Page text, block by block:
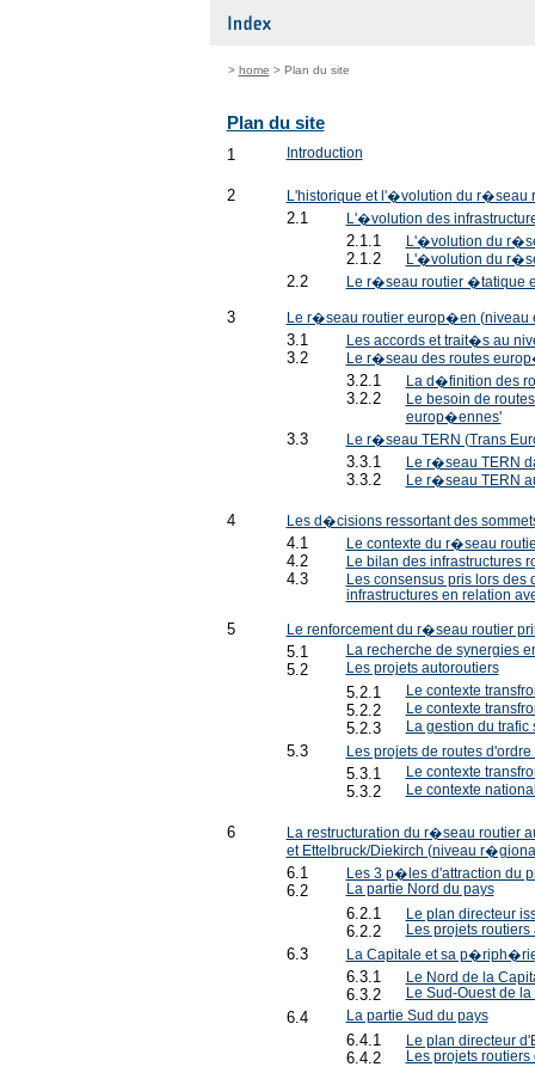
> home > Plan du site
Plan du site
1 Introduction
2 L'historique et l'�volution du r�seau
2.1 L'�volution des
2.1.1 L'�volution du
2.1.2 L'�volution du
2.2 Le r�seau routier �tatique
3 Le r�seau routier europ�en
3.1 Les accords et trait�s au
3.2 Le r�seau des routes
3.2.1 La d�finition des
3.2.2
Le besoin de
europ�ennes'
3.3 Le r�seau TERN (Trans
3.3.1 Le r�seau TERN
3.3.2 Le r�seau TERN
4 Les d�cisions ressortant des
4.1 Le contexte du r�seau
4.2 Le bilan des
4.3
Les consensus pris lors
infrastructures en relation
5 Le renforcement du r�seau routier
5.1 La recherche de synergies
5.2 Les projets autoroutiers
5.2.1 Le contexte
5.2.2 Le contexte
5.2.3 La gestion du
5.3 Les projets de routes
5.3.1 Le contexte
5.3.2 Le contexte
6
La restructuration du r�seau routier
et Ettelbruck/Diekirch (niveau
6.1 Les 3 p�les d'attraction du
6.2 La partie Nord du pays
6.2.1 Le plan directeur
6.2.2 Les projets
6.3 La Capitale et sa
6.3.1 Le Nord de la
6.3.2 Le Sud-Ouest de
6.4 La partie Sud du pays
6.4.1 Le plan directeur
6.4.2 Les projets